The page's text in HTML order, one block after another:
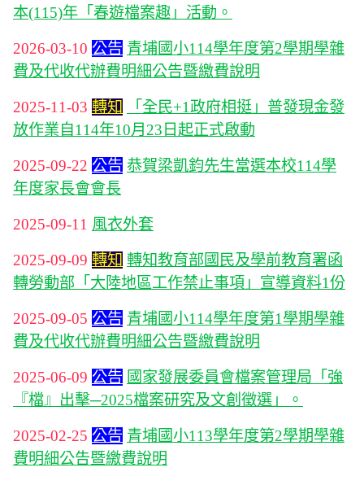
本(115)年「春遊檔案趣」活動。
2026-03-10 公告 青埔國小114學年度第2學期學雜
費及代收代辦費明細公告暨繳費說明
2025-11-03 轉知
「全民+1政府相挺」普發現金發
放作業自114年10月23日起正式啟動
2025-09-22 公告 恭賀梁凱鈞先生當選本校114學
年度家長會會長
2025-09-11 風衣外套
2025-09-09 轉知 轉知教育部國民及學前教育署函
轉勞動部「大陸地區工作禁止事項」宣導資料1份
2025-09-05 公告 青埔國小114學年度第1學期學雜
費及代收代辦費明細公告暨繳費說明
2025-06-09 公告 國家發展委員會檔案管理局「強
『檔』出擊─2025檔案研究及文創徵選」。
2025-02-25 公告 青埔國小113學年度第2學期學雜
費明細公告暨繳費說明